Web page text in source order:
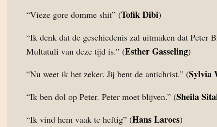
“Vieze gore domme shit” (Tofik Dibi)
“Ik denk dat de geschiedenis zal uitmaken dat Peter
Multatuli van deze tijd is.” (Esther Gasseling)
“Nu weet ik het zeker. Jij bent de antichrist.” (Sylvia
“Ik ben dol op Peter. Peter moet blijven.” (Sheila
“Ik vind hem vaak te heftig” (Hans Laroes)